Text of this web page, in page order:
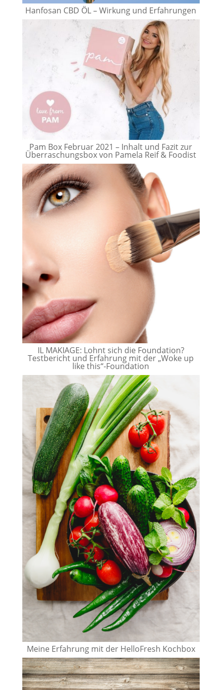
Hanfosan CBD ÖL – Wirkung und Erfahrungen
Pam Box Februar 2021 – Inhalt und Fazit zur
Überraschungsbox von Pamela Reif & Foodist
IL MAKIAGE: Lohnt sich die Foundation?
Testbericht und Erfahrung mit der „Woke up
like this“-Foundation
Meine Erfahrung mit der HelloFresh Kochbox